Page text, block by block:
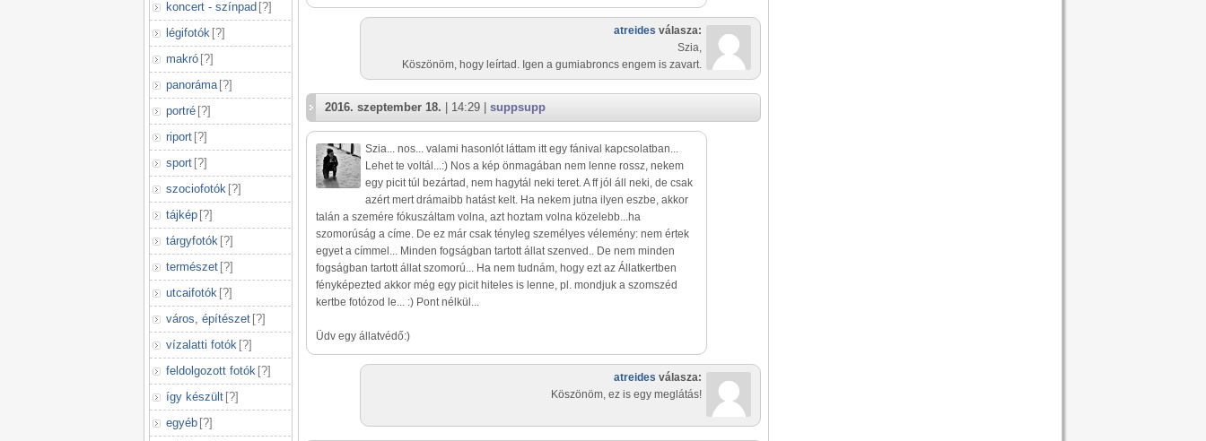
koncert - színpad [?]
légifotók [?]
makró [?]
panoráma [?]
portré [?]
riport [?]
sport [?]
szociofotók [?]
tájkép [?]
tárgyfotók [?]
természet [?]
utcaifotók [?]
város, építészet [?]
vízalatti fotók [?]
feldolgozott fotók [?]
így készült [?]
egyéb [?]
atreides válasza:
Szia,
Köszönöm, hogy leírtad. Igen a gumiabroncs engem is zavart.
2016. szeptember 18. | 14:29 | suppsupp
Szia... nos... valami hasonlót láttam itt egy fánival kapcsolatban...
Lehet te voltál...:) Nos a kép önmagában nem lenne rossz, nekem
egy picit túl bezártad, nem hagytál neki teret. A ff jól áll neki, de csak
azért mert drámaibb hatást kelt. Ha nekem jutna ilyen eszbe, akkor
talán a szemére fókuszáltam volna, azt hoztam volna közelebb...ha
szomorúság a címe. De ez már csak tényleg személyes vélemény: nem értek
egyet a címmel... Minden fogságban tartott állat szenved.. De nem minden
fogságban tartott állat szomorú... Ha nem tudnám, hogy ezt az Állatkertben
fényképezted akkor még egy picit hiteles is lenne, pl. mondjuk a szomszéd
kertbe fotózod le... :) Pont nélkül...
Üdv egy állatvédő:)
atreides válasza:
Köszönöm, ez is egy meglátás!